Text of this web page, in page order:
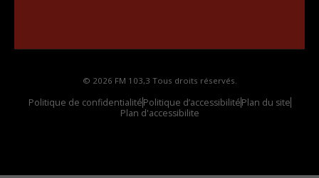
© 2026 FM 103,3 Tous droits réservés.
Politique de confidentialitéPolitique d’accessibilitéPlan du site
Plan d'accessibilite